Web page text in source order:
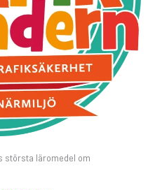
största läromedel om